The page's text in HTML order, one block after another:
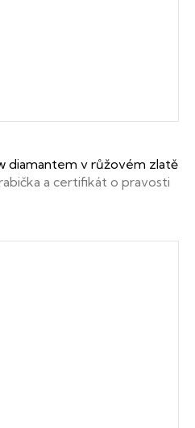
diamantem v růžovém zlatě
a certifikát o pravosti